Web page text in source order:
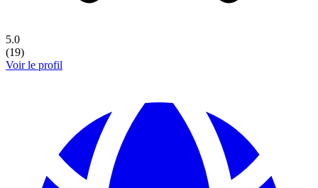
5.0
(19)
Voir le profil